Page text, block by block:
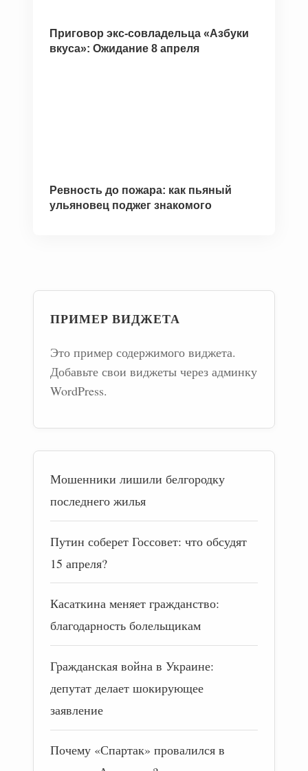
Приговор экс-совладельца «Азбуки
вкуса»: Ожидание 8 апреля
Ревность до пожара: как пьяный
ульяновец поджег знакомого
ПРИМЕР ВИДЖЕТА
Это пример содержимого виджета.
Добавьте свои виджеты через админку
WordPress.
Мошенники лишили белгородку
последнего жилья
Путин соберет Госсовет: что обсудят
15 апреля?
Касаткина меняет гражданство:
благодарность болельщикам
Гражданская война в Украине:
депутат делает шокирующее
заявление
Почему «Спартак» провалился в